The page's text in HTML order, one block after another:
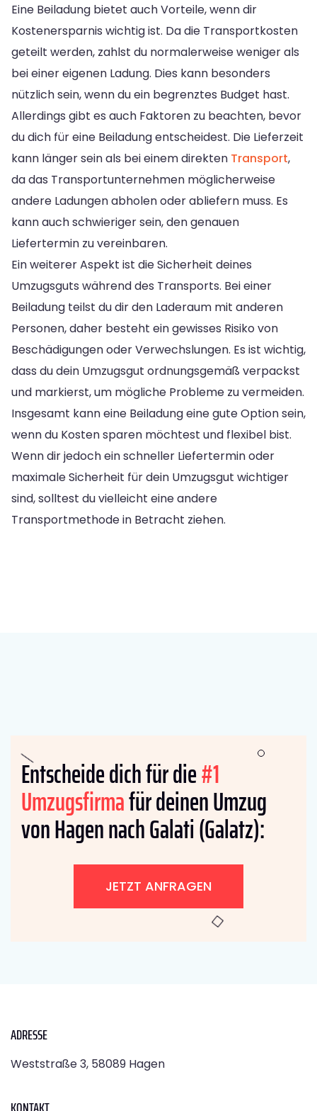
Eine Beiladung bietet auch Vorteile, wenn dir
Kostenersparnis wichtig ist. Da die Transportkosten
geteilt werden, zahlst du normalerweise weniger als
bei einer eigenen Ladung. Dies kann besonders
nützlich sein, wenn du ein begrenztes Budget hast.
Allerdings gibt es auch Faktoren zu beachten, bevor
du dich für eine Beiladung entscheidest. Die Lieferzeit
kann länger sein als bei einem direkten Transport,
da das Transportunternehmen möglicherweise
andere Ladungen abholen oder abliefern muss. Es
kann auch schwieriger sein, den genauen
Liefertermin zu vereinbaren.
Ein weiterer Aspekt ist die Sicherheit deines
Umzugsguts während des Transports. Bei einer
Beiladung teilst du dir den Laderaum mit anderen
Personen, daher besteht ein gewisses Risiko von
Beschädigungen oder Verwechslungen. Es ist wichtig,
dass du dein Umzugsgut ordnungsgemäß verpackst
und markierst, um mögliche Probleme zu vermeiden.
Insgesamt kann eine Beiladung eine gute Option sein,
wenn du Kosten sparen möchtest und flexibel bist.
Wenn dir jedoch ein schneller Liefertermin oder
maximale Sicherheit für dein Umzugsgut wichtiger
sind, solltest du vielleicht eine andere
Transportmethode in Betracht ziehen.
Entscheide dich für die#1
Umzugsfirmafür deinen Umzug
von Hagen nach Galati (Galatz):
JETZT ANFRAGEN
ADRESSE
Weststraße 3, 58089 Hagen